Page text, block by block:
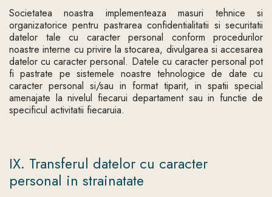
Societatea noastra implementeaza masuri tehnice si
organizatorice pentru pastrarea confidentialitatii si securitatii
datelor tale cu caracter personal conform procedurilor
noastre interne cu privire la stocarea, divulgarea si accesarea
datelor cu caracter personal. Datele cu caracter personal pot
fi pastrate pe sistemele noastre tehnologice de date cu
caracter personal si/sau in format tiparit, in spatii special
amenajate la nivelul fiecarui departament sau in functie de
specificul activitatii fiecaruia.
IX. Transferul datelor cu caracter
personal in strainatate